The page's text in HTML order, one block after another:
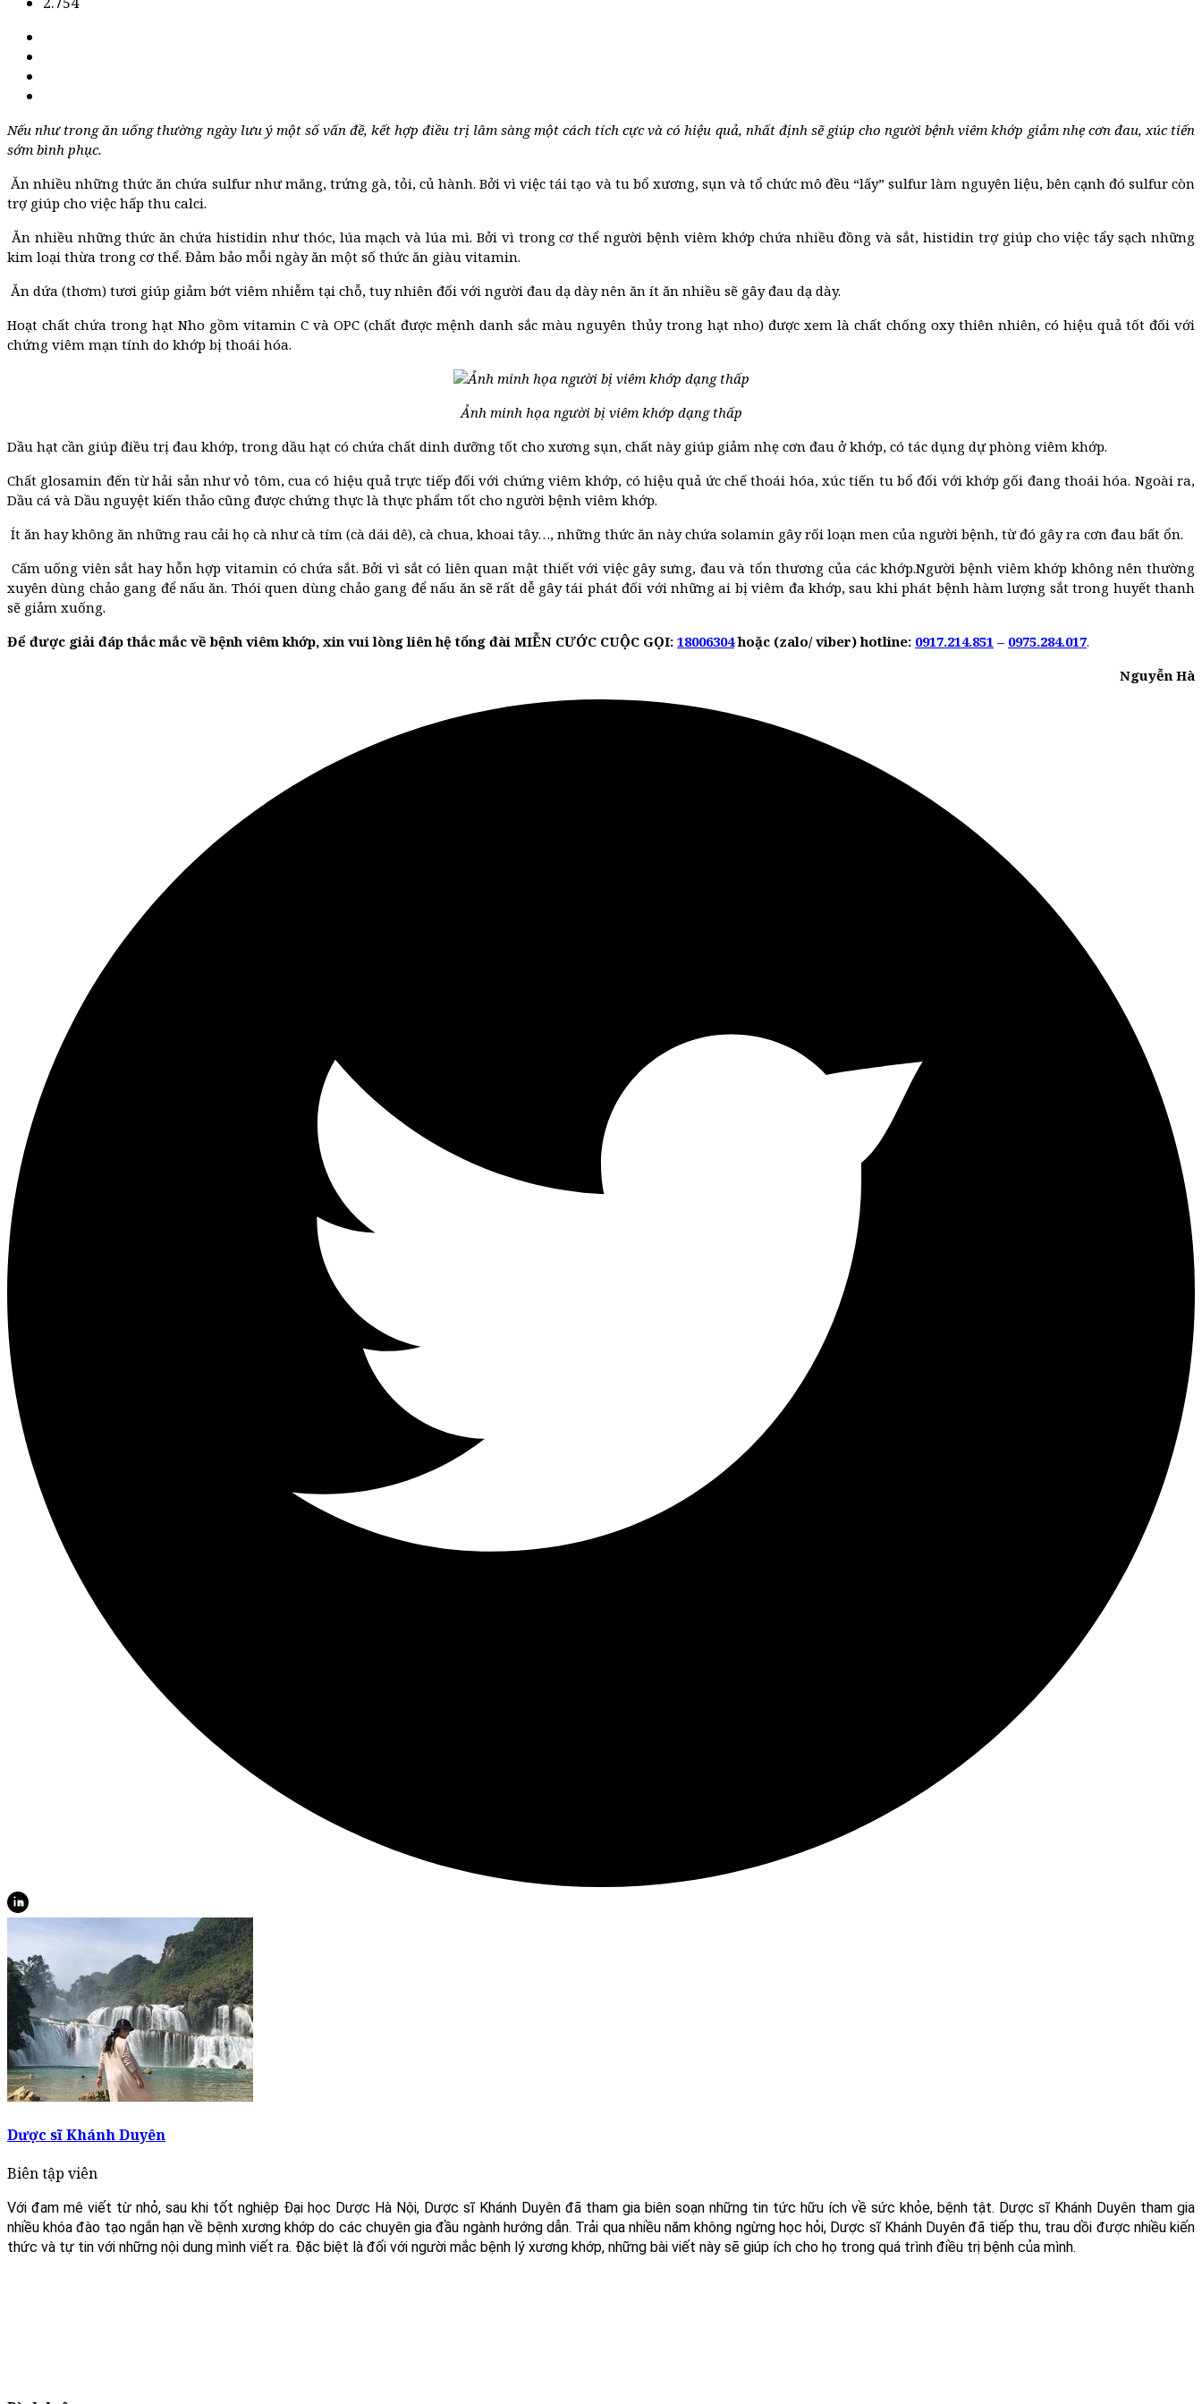
Nếu như trong ăn uống thường ngày lưu ý một số vấn đề, kết hợp điều trị lâm sàng một cách tích cực và có hiệu quả, nhất định sẽ giúp cho người bệnh viêm khớp giảm nhẹ cơn đau, xúc tiến
sớm bình phục.
Ăn nhiều những thức ăn chứa sulfur như măng, trứng gà, tỏi, củ hành. Bởi vì việc tái tạo và tu bổ xương, sụn và tổ chức mô đều “lấy” sulfur làm nguyên liệu, bên cạnh đó sulfur còn
trợ giúp cho việc hấp thu calci.
Ăn nhiều những thức ăn chứa histidin như thóc, lúa mạch và lúa mì. Bởi vì trong cơ thể người bệnh viêm khớp chứa nhiều đồng và sắt, histidin trợ giúp cho việc tẩy sạch những
kim loại thừa trong cơ thể. Đảm bảo mỗi ngày ăn một số thức ăn giàu vitamin.
Ăn dứa (thơm) tươi giúp giảm bớt viêm nhiễm tại chỗ, tuy nhiên đối với người đau dạ dày nên ăn ít ăn nhiều sẽ gây đau dạ dày.
Hoạt chất chứa trong hạt Nho gồm vitamin C và OPC (chất được mệnh danh sắc màu nguyên thủy trong hạt nho) được xem là chất chống oxy thiên nhiên, có hiệu quả tốt đối với
chứng viêm mạn tính do khớp bị thoái hóa.
Ảnh minh họa người bị viêm khớp dạng thấp
Dầu hạt cần giúp điều trị đau khớp, trong dầu hạt có chứa chất dinh dưỡng tốt cho xương sụn, chất này giúp giảm nhẹ cơn đau ở khớp, có tác dụng dự phòng viêm khớp.
Chất glosamin đến từ hải sản như vỏ tôm, cua có hiệu quả trực tiếp đối với chứng viêm khớp, có hiệu quả ức chế thoái hóa, xúc tiến tu bổ đối với khớp gối đang thoái hóa. Ngoài ra,
Dầu cá và Dầu nguyệt kiến thảo cũng được chứng thực là thực phẩm tốt cho người bệnh viêm khớp.
Ít ăn hay không ăn những rau cải họ cà như cà tím (cà dái dê), cà chua, khoai tây…, những thức ăn này chứa solamin gây rối loạn men của người bệnh, từ đó gây ra cơn đau bất ổn.
Cấm uống viên sắt hay hỗn hợp vitamin có chứa sắt. Bởi vì sắt có liên quan mật thiết với việc gây sưng, đau và tổn thương của các khớp.Người bệnh viêm khớp không nên thường
xuyên dùng chảo gang để nấu ăn. Thói quen dùng chảo gang để nấu ăn sẽ rất dễ gây tái phát đối với những ai bị viêm đa khớp, sau khi phát bệnh hàm lượng sắt trong huyết thanh
sẽ giảm xuống.
Để được giải đáp thắc mắc về bệnh viêm khớp, xin vui lòng liên hệ tổng đài MIỄN CƯỚC CUỘC GỌI: 18006304hoặc (zalo/ viber) hotline: 0917.214.851 – 0975.284.017.
Nguyễn Hà
Dược sĩ Khánh Duyên
Biên tập viên
Với đam mê viết từ nhỏ, sau khi tốt nghiệp Đại học Dược Hà Nội, Dược sĩ Khánh Duyên đã tham gia biên soạn những tin tức hữu ích về sức khỏe, bệnh tật. Dược sĩ Khánh Duyên tham gia
nhiều khóa đào tạo ngắn hạn về bệnh xương khớp do các chuyên gia đầu ngành hướng dẫn. Trải qua nhiều năm không ngừng học hỏi, Dược sĩ Khánh Duyên đã tiếp thu, trau dồi được nhiều kiến
thức và tự tin với những nội dung mình viết ra. Đặc biệt là đối với người mắc bệnh lý xương khớp, những bài viết này sẽ giúp ích cho họ trong quá trình điều trị bệnh của mình.